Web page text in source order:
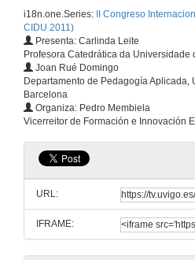
i18n.one.Series:
II Congreso
CIDU 2011)
Presenta: Carlinda Leite
Profesora Catedrática da Universidade
Joan Rué Domingo
Departamento de Pedagogía Aplicada,
Barcelona
Organiza: Pedro Membiela
Vicerreitor de Formación e Innovación
URL:
IFRAME:
30 de xuño
30 de xuño
30 de xuño